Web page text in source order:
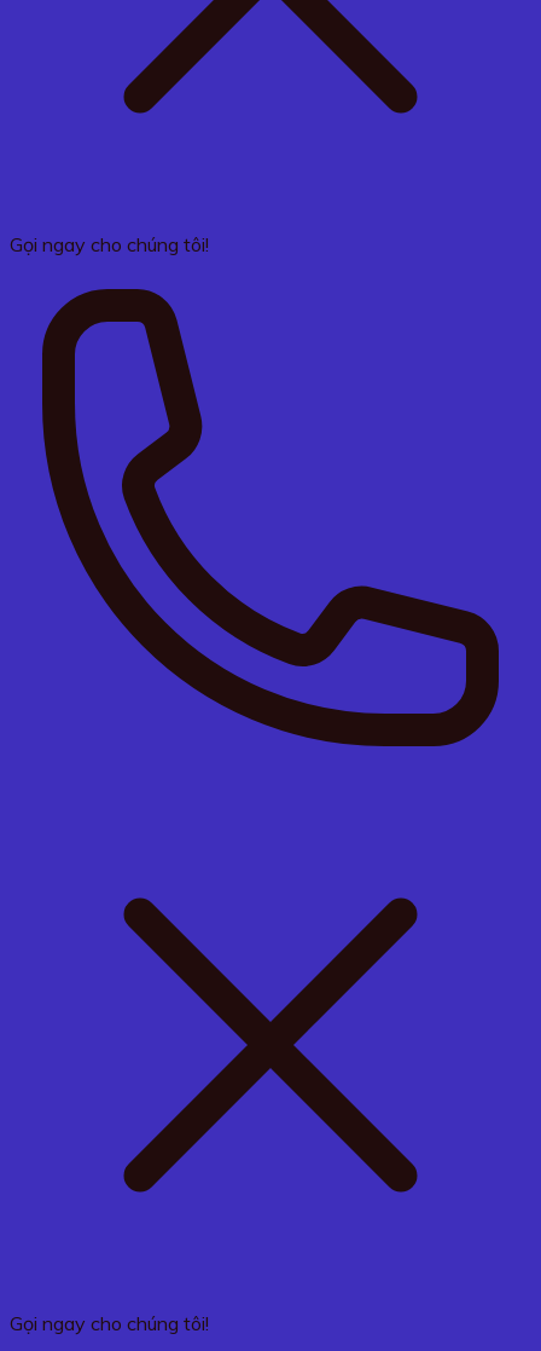
Gọi ngay cho chúng tôi!
Gọi ngay cho chúng tôi!